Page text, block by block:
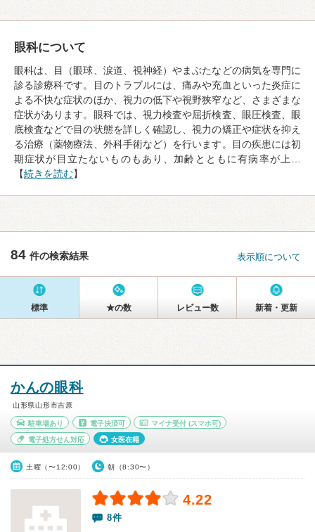
眼科について
眼科は、目（眼球、涙道、視神経）やまぶたなどの病気を専門に
診る診療科です。目のトラブルには、痛みや充血といった炎症に
よる不快な症状のほか、視力の低下や視野狭窄など、さまざまな
症状があります。眼科では、視力検査や屈折検査、眼圧検査、眼
底検査などで目の状態を詳しく確認し、視力の矯正や症状を抑え
る治療（薬物療法、外科手術など）を行います。目の疾患には初
期症状が目立たないものもあり、加齢とともに有病率が上…
【続きを読む】
84 件の検索結果 表示順について
標準 ★の数 レビュー数 新着・更新
かんの眼科
山形県山形市吉原
駐車場あり 電子決済可 マイナ受付 (スマホ可)
電子処方せん対応 女医在籍
土曜（〜12:00） 朝（8:30〜）
4.22
8件